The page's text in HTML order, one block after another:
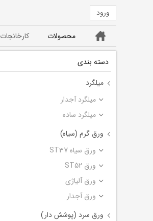
ورود
خانه محصولات کارخانجات
دسته بندی
میلگرد
میلگرد آجدار
میلگرد ساده
ورق گرم (سیاه)
ورق سیاه ST37
ورق ST52
ورق آلیاژی
ورق آجدار
ورق سرد (پوشش دار)